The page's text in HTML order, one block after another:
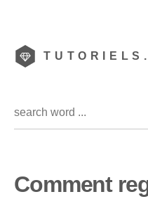
Comment